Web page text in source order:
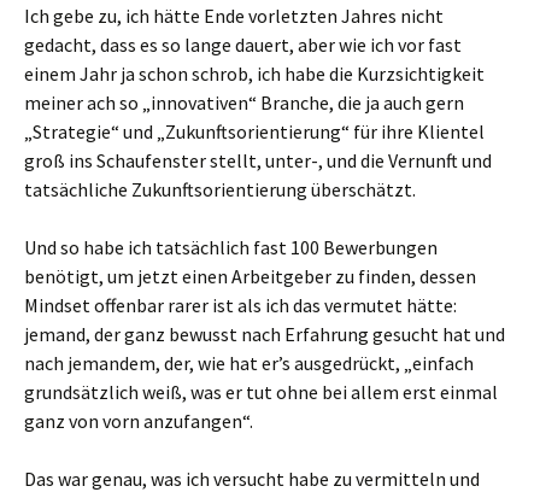
Ich gebe zu, ich hätte Ende vorletzten Jahres nicht
gedacht, dass es so lange dauert, aber wie ich vor fast
einem Jahr ja schon schrob, ich habe die Kurzsichtigkeit
meiner ach so „innovativen“ Branche, die ja auch gern
„Strategie“ und „Zukunftsorientierung“ für ihre Klientel
groß ins Schaufenster stellt, unter-, und die Vernunft und
tatsächliche Zukunftsorientierung überschätzt.
Und so habe ich tatsächlich fast 100 Bewerbungen
benötigt, um jetzt einen Arbeitgeber zu finden, dessen
Mindset offenbar rarer ist als ich das vermutet hätte:
jemand, der ganz bewusst nach Erfahrung gesucht hat und
nach jemandem, der, wie hat er’s ausgedrückt, „einfach
grundsätzlich weiß, was er tut ohne bei allem erst einmal
ganz von vorn anzufangen“.
Das war genau, was ich versucht habe zu vermitteln und